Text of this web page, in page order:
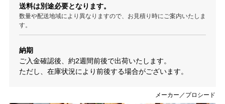
メーカー／プロシード
送料は別途必要となります。
数量や配送地域により異なりますので、お見積り時にご案内いたしま
す。
納期
ご入金確認後、約2週間前後で出荷いたします。
ただし、在庫状況により前後する場合がございます。